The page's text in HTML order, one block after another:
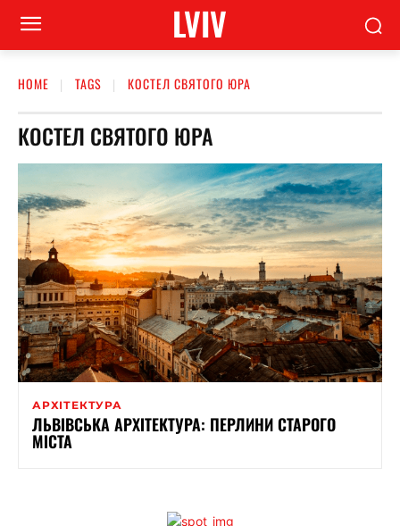
LVIV
HOME TAGS КОСТЕЛ СВЯТОГО ЮРА
КОСТЕЛ СВЯТОГО ЮРА
АРХІТЕКТУРА
ЛЬВІВСЬКА АРХІТЕКТУРА: ПЕРЛИНИ СТАРОГО
МІСТА